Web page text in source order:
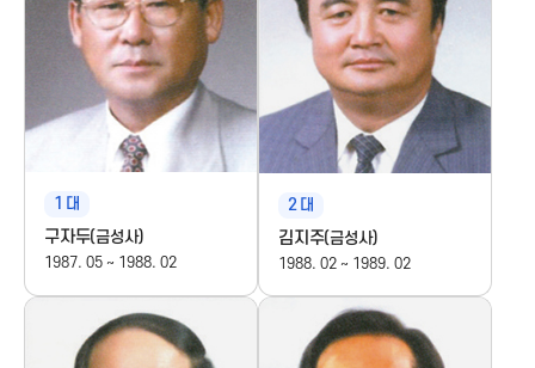
정
보
통
신
진
1 대
구자두(금성사)
1987. 05 ~ 1988. 02
2 대
김지주(금성사)
1988. 02 ~ 1989. 02